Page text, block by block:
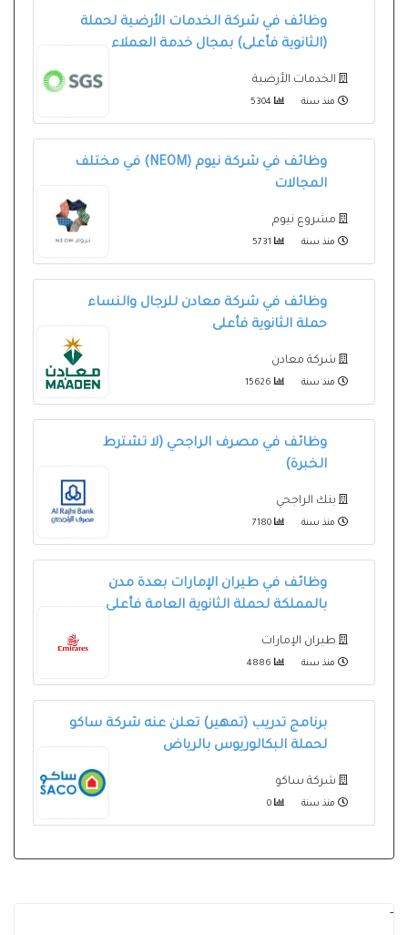
وظائف في شركة الخدمات الأرضية لحملة
(الثانوية فأعلى) بمجال خدمة العملاء
الخدمات الأرضية
منذ سنة
وظائف في شركة نيوم (NEOM) في مختلف
المجالات
مشروع نيوم
منذ سنة
وظائف في شركة معادن للرجال والنساء
حملة الثانوية فأعلى
شركة معادن
منذ سنة
وظائف في مصرف الراجحي (لا تشترط
الخبرة)
بنك الراجحي
منذ سنة
وظائف في طيران الإمارات بعدة مدن
بالمملكة لحملة الثانوية العامة فأعلى
طيران الإمارات
منذ سنة
برنامج تدريب (تمهير) تعلن عنه شركة ساكو
لحملة البكالوريوس بالرياض
شركة ساكو
منذ سنة
-